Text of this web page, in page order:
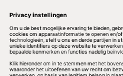
Volg ons
Redactionele partner